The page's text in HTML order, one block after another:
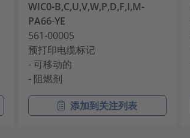
WIC0-B,C,U,V,W,P,D,F,I,M-
PA66-YE
561-00005
预打印电缆标记
- 可移动的
- 阻燃剂
添加到关注列表